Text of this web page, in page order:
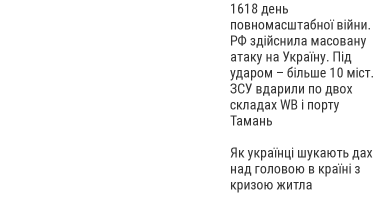
1618 день
повномасштабної війни.
РФ здійснила масовану
атаку на Україну. Під
ударом – більше 10 міст.
ЗСУ вдарили по двох
складах WB і порту
Тамань
Як українці шукають дах
над головою в країні з
кризою житла